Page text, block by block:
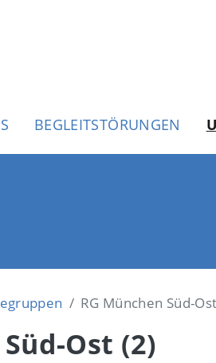
BEGLEITSTÖRUNGEN
RG München Süd-
Ost (2)